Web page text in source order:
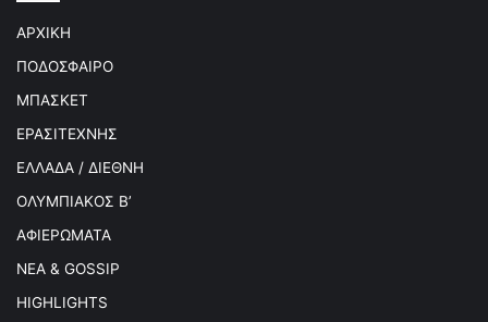
ΑΡΧΙΚΗ
ΠΟΔΟΣΦΑΙΡΟ
ΜΠΑΣΚΕΤ
ΕΡΑΣΙΤΕΧΝΗΣ
ΕΛΛΑΔΑ / ΔΙΕΘΝΗ
ΟΛΥΜΠΙΑΚΟΣ Β’
ΑΦΙΕΡΩΜΑΤΑ
ΝΕΑ & GOSSIP
HIGHLIGHTS